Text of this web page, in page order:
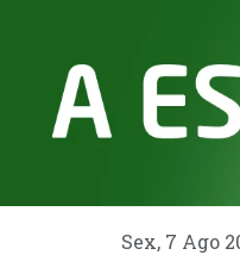
Sex, 7 Ago